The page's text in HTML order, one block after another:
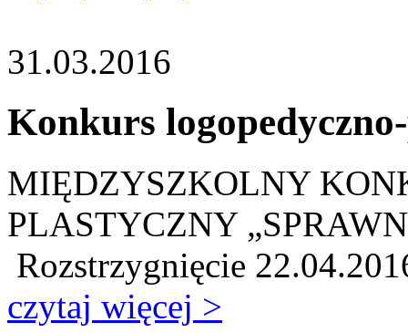
31.03.2016
Konkurs
MIĘDZYSZKOLNY
PLASTYCZNY
Rozstrzygnięcie
czytaj więcej >